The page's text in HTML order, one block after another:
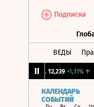
Подписка
ВЕДЫ
12,239 +1,31%↑
КАЛЕНДАРЬ
СОБЫТИЙ